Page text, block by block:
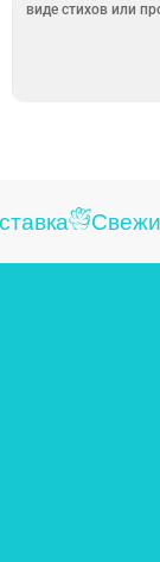
виде стихов или